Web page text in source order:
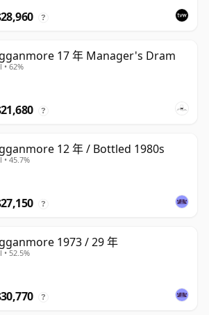
?
17 年 Manager's Dram
• 62%
?
12 年 / Bottled 1980s
• 45.7%
?
1973 / 29 年
• 52.5%
?